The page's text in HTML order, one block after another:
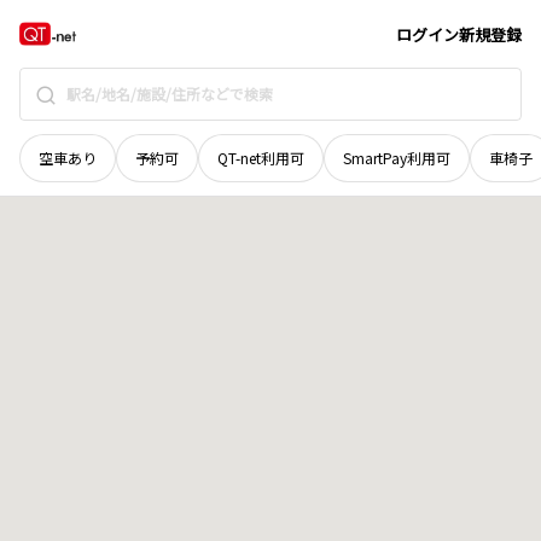
ログイン新規登録
空車あり 予約可 QT-net利用可 SmartPay利用可 車椅子
滋賀県